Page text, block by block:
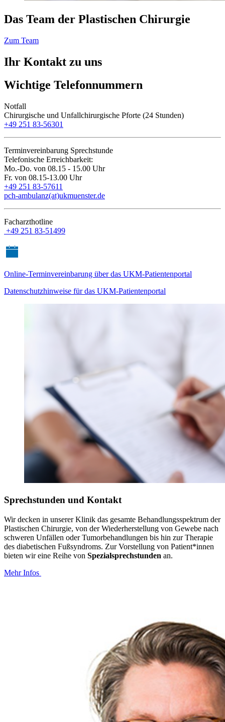
Das Team der Plastischen Chirurgie
Zum Team
Ihr Kontakt zu uns
Wichtige Telefonnummern
Notfall
Chirurgische und Unfallchirurgische Pforte (24 Stunden)
+49 251 83-56301
Terminvereinbarung Sprechstunde
Telefonische Erreichbarkeit:
Mo.-Do. von 08.15 - 15.00 Uhr
Fr. von 08.15-13.00 Uhr
+49 251 83-57611
pch-ambulanz(at)ukmuenster.de
Facharzthotline
+49 251 83-51499
Online-Terminvereinbarung über das UKM-Patientenportal
Datenschutzhinweise für das UKM-Patientenportal
Sprechstunden und Kontakt
Wir decken in unserer Klinik das gesamte Behandlungsspektrum der
Plastischen Chirurgie, von der Wiederherstellung von Gewebe nach
schweren Unfällen oder Tumorbehandlungen bis hin zur Therapie
des diabetischen Fußsyndroms. Zur Vorstellung von Patient*innen
bieten wir eine Reihe von Spezialsprechstunden an.
Mehr Infos